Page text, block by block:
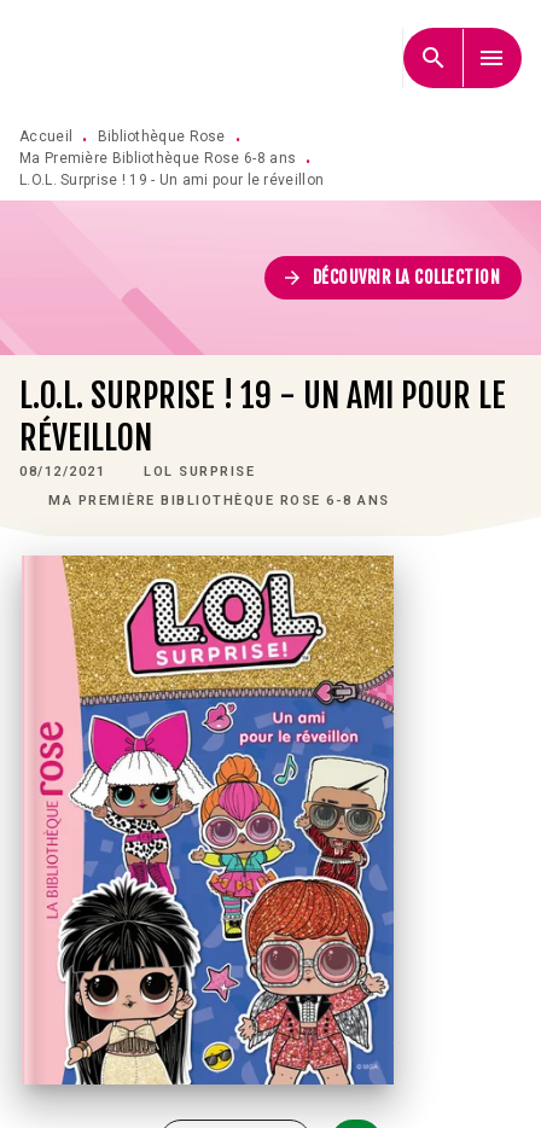
search menu
Accueil • Bibliothèque Rose
•
Ma Première Bibliothèque Rose 6-8 ans
•
L.O.L. Surprise ! 19 - Un ami pour le réveillon
arrow_forward DÉCOUVRIR LA COLLECTION
L.O.L. SURPRISE ! 19 - UN AMI POUR LE
RÉVEILLON
08/12/2021
LOL SURPRISE
MA PREMIÈRE BIBLIOTHÈQUE ROSE 6-8 ANS